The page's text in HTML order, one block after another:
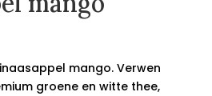
mango. Verwen
groene en witte thee,